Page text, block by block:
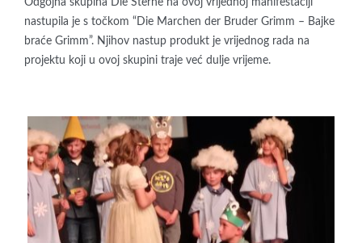
nastupila je s točkom “Die Marchen der Bruder Grimm – Bajke
braće Grimm”. Njihov nastup produkt je vrijednog rada na
projektu koji u ovoj skupini traje već dulje vrijeme.